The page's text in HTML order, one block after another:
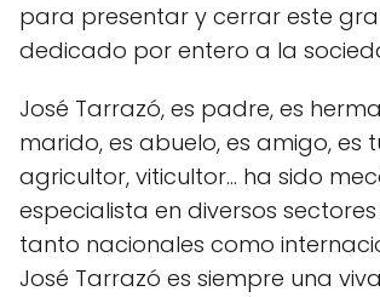
para presentar y cerrar este
dedicado por entero a la
José Tarrazó, es padre, es
marido, es abuelo, es amigo, es
agricultor, viticultor… ha sido
especialista en diversos
tanto nacionales como
José Tarrazó es siempre una viva